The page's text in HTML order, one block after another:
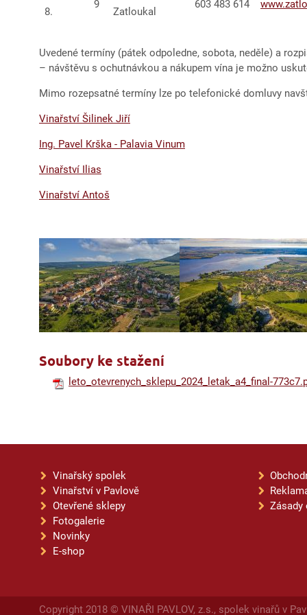
8.
9
Zatloukal
603 483 614
Uvedené termíny (pátek odpoledne, sobota, neděle) a
– návštěvu s ochutnávkou a nákupem vína je možno
Mimo rozepsatné termíny lze po telefonické domluvy
Vinařství Šilinek Jiří
Ing. Pavel Krška - Palavia Vinum
Vinařství Ilias
Vinařství Antoš
Soubory ke stažení
leto_otevrenych_sklepu_2024_letak_a4_final-
Vinařský spolek
Vinařství v Pavlově
Otevřené sklepy
Fotogalerie
Novinky
E-shop
Zásady
Copyright 2018 © VINAŘI PAVLOV, z.s., spolek vinařů v